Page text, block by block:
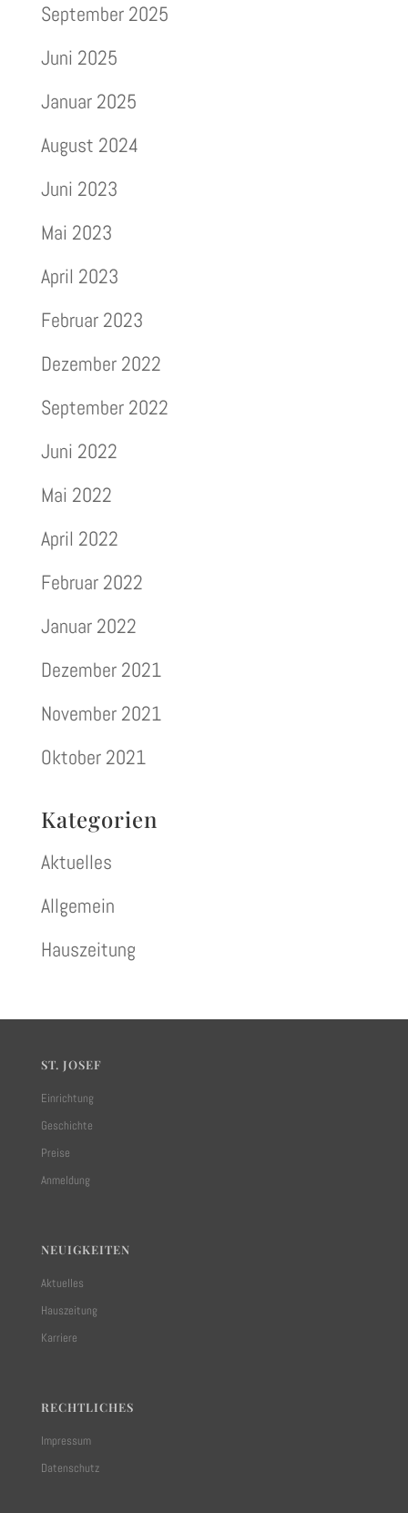
September 2025
Juni 2025
Januar 2025
August 2024
Juni 2023
Mai 2023
April 2023
Februar 2023
Dezember 2022
September 2022
Juni 2022
Mai 2022
April 2022
Februar 2022
Januar 2022
Dezember 2021
November 2021
Oktober 2021
Kategorien
Aktuelles
Allgemein
Hauszeitung
ST. JOSEF
Einrichtung
Geschichte
Preise
Anmeldung
NEUIGKEITEN
Aktuelles
Hauszeitung
Karriere
RECHTLICHES
Impressum
Datenschutz